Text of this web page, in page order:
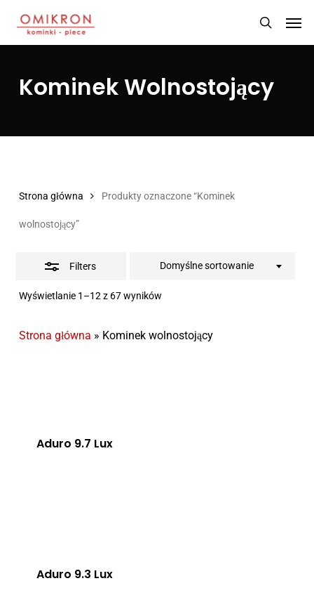
search
Kominek Wolnostojący
Strona główna Produkty oznaczone “Kominek
wolnostojący”
Filters
Wyświetlanie 1–12 z 67 wyników
Domyślne sortowanie
Close
Filters
Strona główna » Kominek wolnostojący
Aduro 9.7 Lux
Aduro 9.3 Lux